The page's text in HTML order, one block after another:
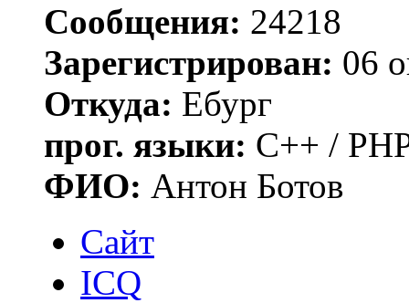
Сообщения: 24218
Зарегистрирован: 06
Откуда: Ебург
прог. языки: C++ /
ФИО: Антон Ботов
Сайт
ICQ